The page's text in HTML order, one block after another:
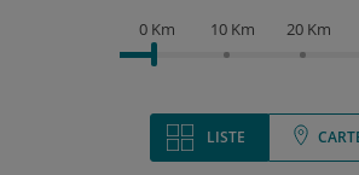
0 Km 10 Km 20 Km
LISTE